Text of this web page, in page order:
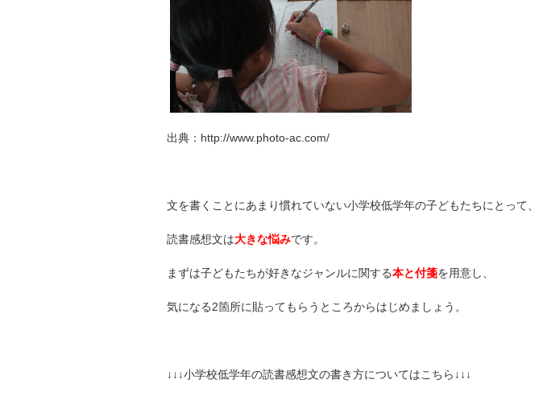
出典：http://www.photo-ac.com/
文を書くことにあまり慣れていない小学校低学年の子どもたちにとって、
読書感想文は大きな悩みです。
まずは子どもたちが好きなジャンルに関する本と付箋を用意し、
気になる2箇所に貼ってもらうところからはじめましょう。
↓↓↓小学校低学年の読書感想文の書き方についてはこちら↓↓↓